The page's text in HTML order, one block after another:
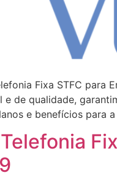
Fixa STFC
e de qualidade,
e benefícios para a